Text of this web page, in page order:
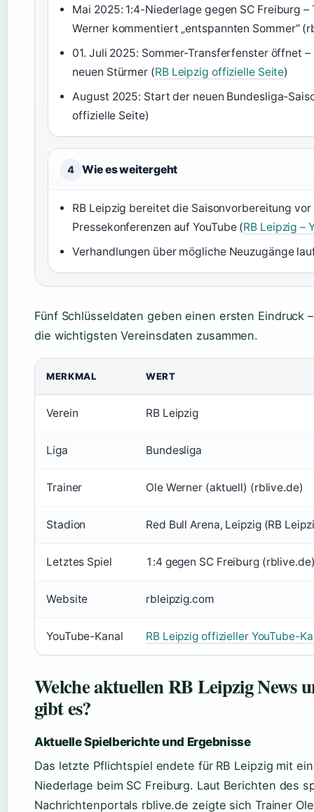
Mai 2025: 1:4-Niederlage gegen SC Freiburg –
Werner kommentiert „entspannten Sommer“
01. Juli 2025: Sommer-Transferfenster öffnet –
neuen Stürmer (RB Leipzig offizielle Seite)
August 2025: Start der neuen Bundesliga-
offizielle Seite)
4 Wie es weitergeht
RB Leipzig bereitet die Saisonvorbereitung vor
Pressekonferenzen auf YouTube (RB Leipzig –
Verhandlungen über mögliche Neuzugänge
Fünf Schlüsseldaten geben einen ersten Eindruck
die wichtigsten Vereinsdaten zusammen.
MERKMAL WERT
Verein RB Leipzig
Liga Bundesliga
Trainer Ole Werner (aktuell) (rblive.de)
Stadion Red Bull Arena, Leipzig (RB
Letztes Spiel 1:4 gegen SC Freiburg
Website rbleipzig.com
YouTube-Kanal RB Leipzig offizieller YouTube-
Welche aktuellen RB Leipzig News
gibt es?
Aktuelle Spielberichte und Ergebnisse
Das letzte Pflichtspiel endete für RB Leipzig mit
Niederlage beim SC Freiburg. Laut Berichten des
Nachrichtenportals rblive.de zeigte sich Trainer